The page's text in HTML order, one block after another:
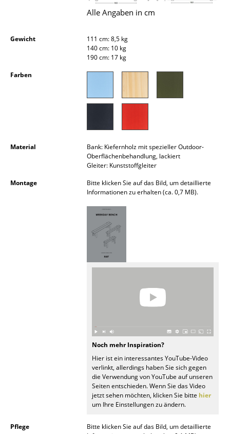
Hängeleuchten & Deckenleuchten
Stehleuchten & Leseleuchten
Bodenleuchten
Outdoor-Leuchten
Nachttische & Bettzubehör
Uhren
Alle Angaben in cm
Gewicht
111 cm: 8,5 kg
140 cm: 10 kg
190 cm: 17 kg
Farben
Material
Bank: Kiefernholz mit spezieller Outdoor-
Oberflächenbehandlung, lackiert
Gleiter: Kunststoffgleiter
Montage
Bitte klicken Sie auf das Bild, um detaillierte
Informationen zu erhalten (ca. 0,7 MB).
Noch mehr Inspiration?
Hier ist ein interessantes YouTube-Video
verlinkt, allerdings haben Sie sich gegen
die Verwendung von YouTube auf unseren
Seiten entschieden. Wenn Sie das Video
jetzt sehen möchten, klicken Sie bitte hier
um Ihre Einstellungen zu ändern.
Pflege
Bitte klicken Sie auf das Bild, um detaillierte